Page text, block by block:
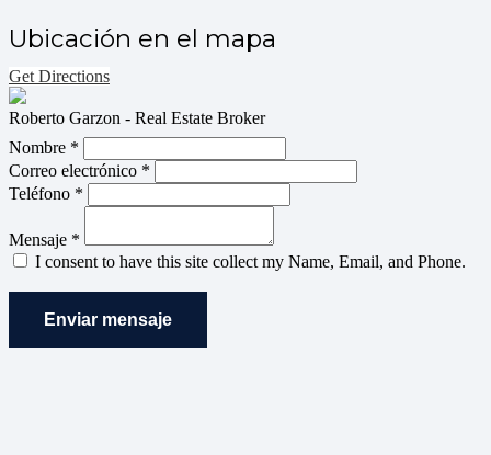
Ubicación en el mapa
Get Directions
Roberto Garzon - Real Estate Broker
Nombre *
Correo electrónico *
Teléfono *
Mensaje *
I consent to have this site collect my Name, Email, and Phone.
Enviar mensaje